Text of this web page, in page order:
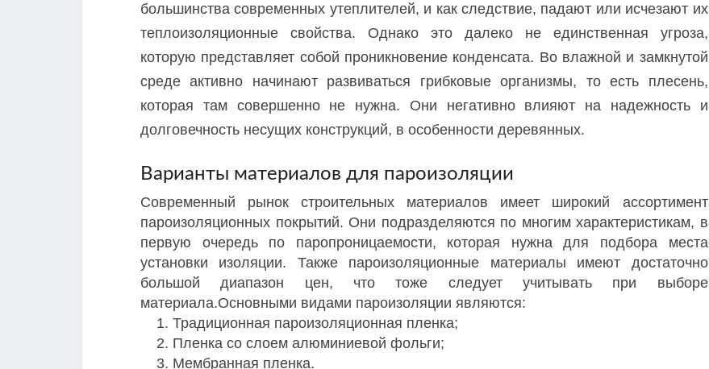
большинства современных утеплителей, и как следствие, падают или исчезают их
теплоизоляционные свойства. Однако это далеко не единственная угроза,
которую представляет собой проникновение конденсата. Во влажной и замкнутой
среде активно начинают развиваться грибковые организмы, то есть плесень,
которая там совершенно не нужна. Они негативно влияют на надежность и
долговечность несущих конструкций, в особенности деревянных.
Варианты материалов для пароизоляции
Современный рынок строительных материалов имеет широкий ассортимент
пароизоляционных покрытий. Они подразделяются по многим характеристикам, в
первую очередь по паропроницаемости, которая нужна для подбора места
установки изоляции. Также пароизоляционные материалы имеют достаточно
большой диапазон цен, что тоже следует учитывать при выборе
материала.Основными видами пароизоляции являются:
Традиционная пароизоляционная пленка;
Пленка со слоем алюминиевой фольги;
Мембранная пленка.